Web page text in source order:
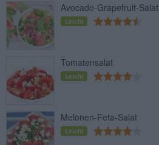
Avocado-Grapefruit-Salat
Leicht
Tomatensalat
Leicht
Melonen-Feta-Salat
Leicht